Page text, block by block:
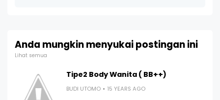
Anda mungkin menyukai postingan ini
Lihat semua
Tipe2 Body Wanita ( BB++)
BUDI UTOMO 15 YEARS AGO